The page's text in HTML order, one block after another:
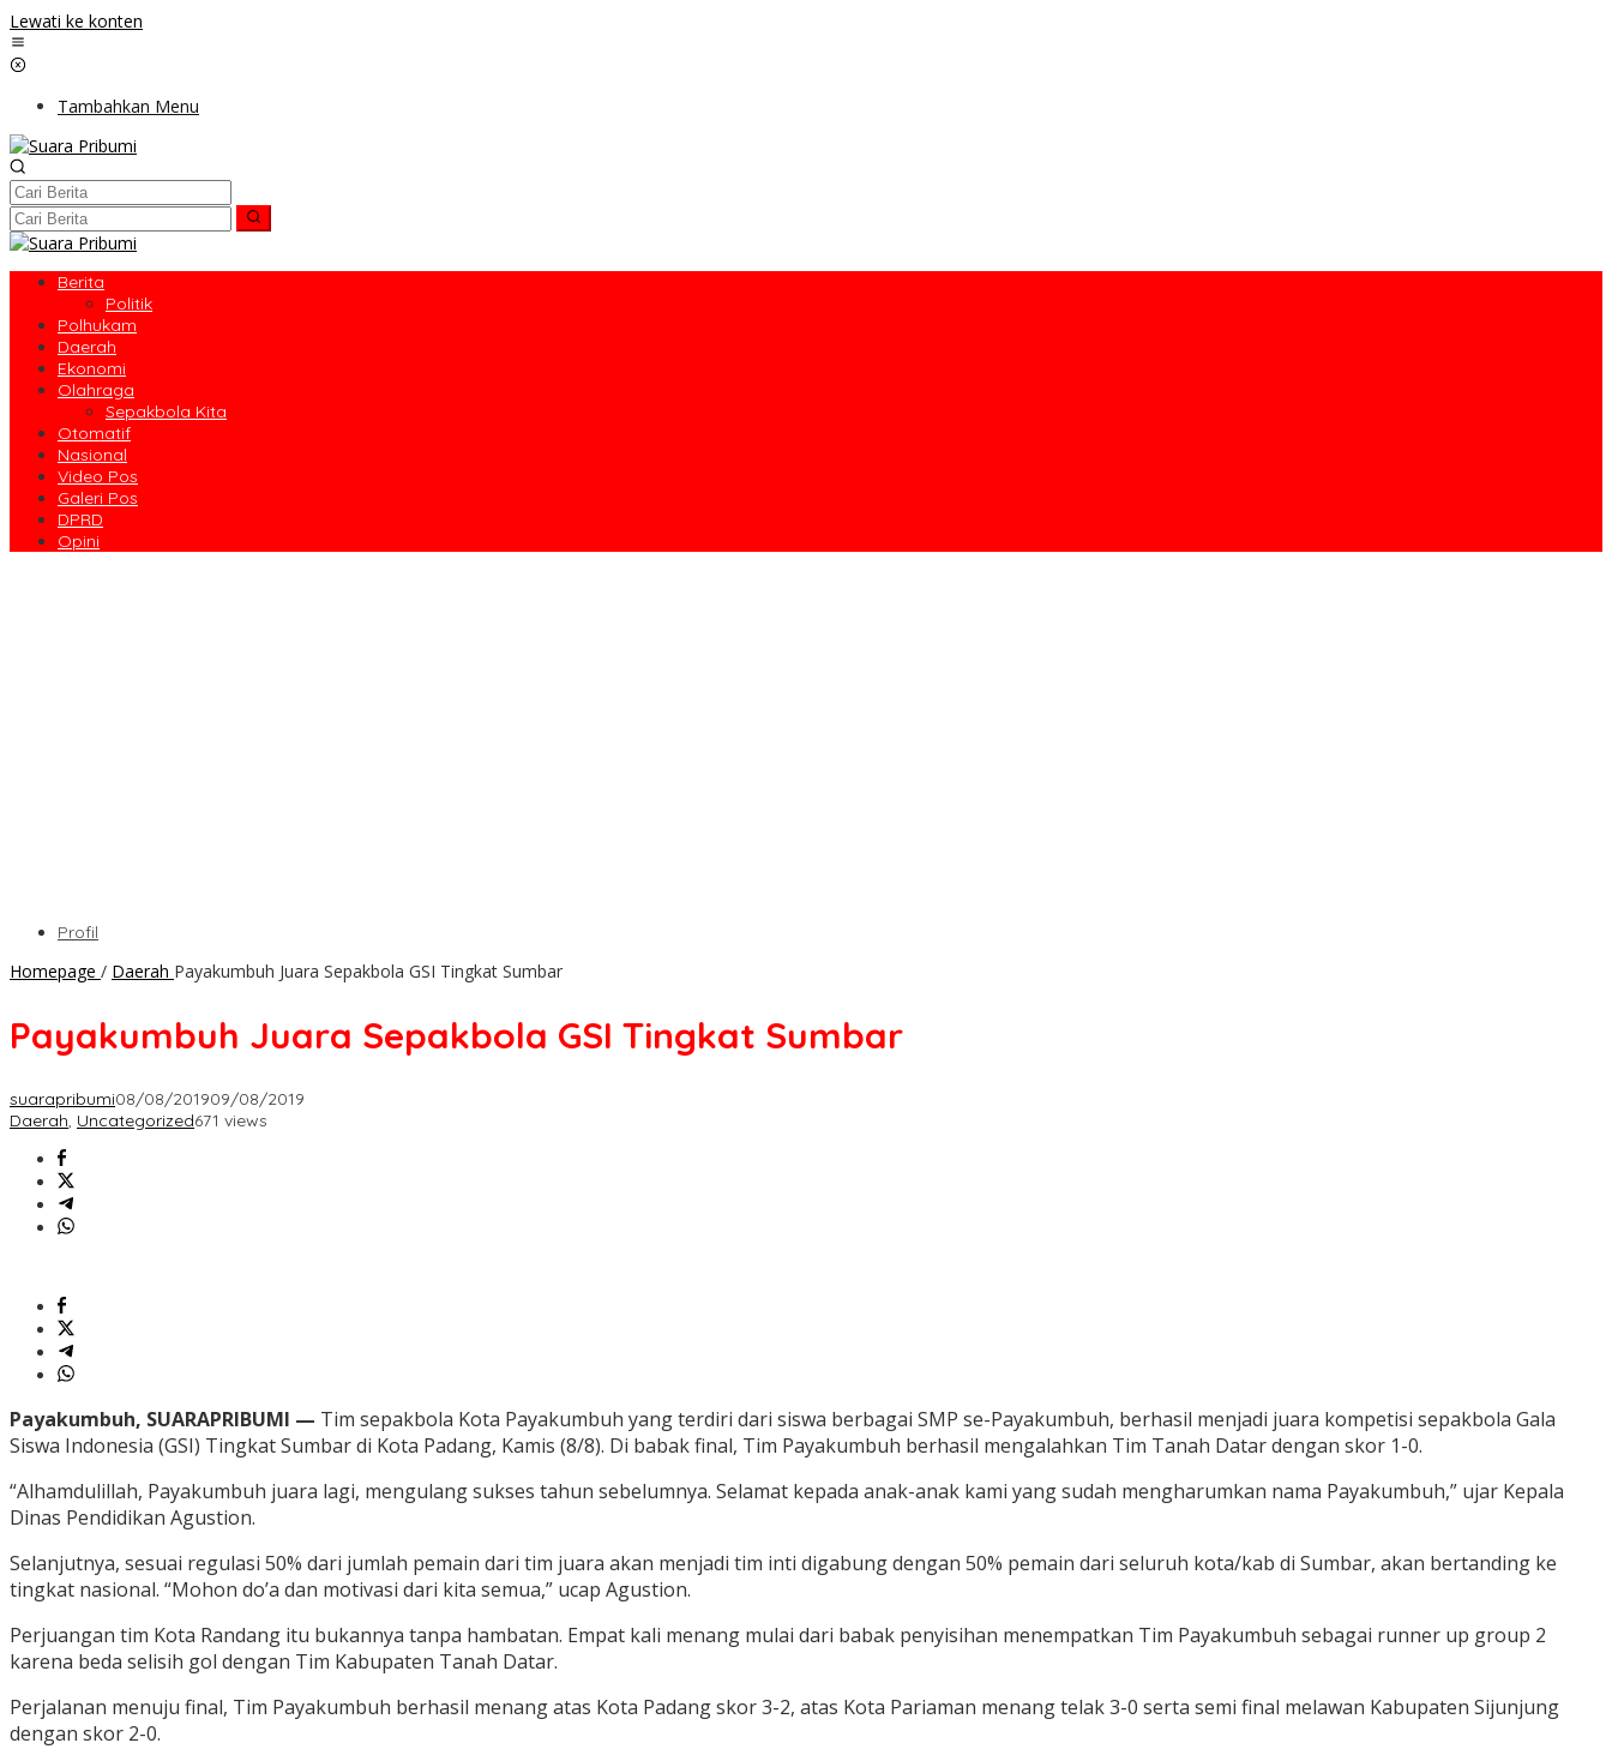
Lewati ke konten
Tambahkan Menu
Berita
Politik
Polhukam
Daerah
Ekonomi
Olahraga
Sepakbola Kita
Otomatif
Nasional
Video Pos
Galeri Pos
DPRD
Opini
Profil
Homepage / Daerah Payakumbuh Juara Sepakbola GSI Tingkat Sumbar
Payakumbuh Juara Sepakbola GSI Tingkat Sumbar
suarapribumi08/08/201909/08/2019
Daerah, Uncategorized671 views
Payakumbuh, SUARAPRIBUMI — Tim sepakbola Kota Payakumbuh yang terdiri dari siswa berbagai SMP se-Payakumbuh, berhasil menjadi juara kompetisi sepakbola Gala
Siswa Indonesia (GSI) Tingkat Sumbar di Kota Padang, Kamis (8/8). Di babak final, Tim Payakumbuh berhasil mengalahkan Tim Tanah Datar dengan skor 1-0.
“Alhamdulillah, Payakumbuh juara lagi, mengulang sukses tahun sebelumnya. Selamat kepada anak-anak kami yang sudah mengharumkan nama Payakumbuh,” ujar Kepala
Dinas Pendidikan Agustion.
Selanjutnya, sesuai regulasi 50% dari jumlah pemain dari tim juara akan menjadi tim inti digabung dengan 50% pemain dari seluruh kota/kab di Sumbar, akan bertanding ke
tingkat nasional. “Mohon do’a dan motivasi dari kita semua,” ucap Agustion.
Perjuangan tim Kota Randang itu bukannya tanpa hambatan. Empat kali menang mulai dari babak penyisihan menempatkan Tim Payakumbuh sebagai runner up group 2
karena beda selisih gol dengan Tim Kabupaten Tanah Datar.
Perjalanan menuju final, Tim Payakumbuh berhasil menang atas Kota Padang skor 3-2, atas Kota Pariaman menang telak 3-0 serta semi final melawan Kabupaten Sijunjung
dengan skor 2-0.